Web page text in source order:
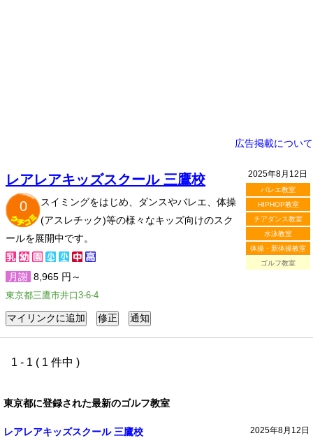
広告掲載について
2025年8月12日
バレエ教室
HIPHOP教室
チアダンス教室
水泳教室
体操・新体操教室
ゴルフ教室
レアレアキッズスクール 三鷹校
0
スイミングをはじめ、ダンスやバレエ、体操
(アスレチック)等の様々なキッズ向けのスク
ールを展開中です。
月謝 8,965 円～
東京都三鷹市井口3-6-4
1 - 1 ( 1 件中 )
東京都に登録された最新のゴルフ教室
2025年8月12日
レアレアキッズスクール 三鷹校